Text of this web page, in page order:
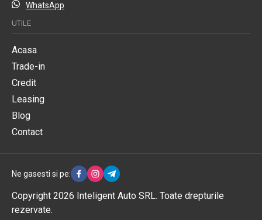
WhatsApp
UTILE
Acasa
Trade-in
Credit
Leasing
Blog
Contact
Ne gasesti si pe:
Copyright 2026 Inteligent Auto SRL. Toate drepturile
rezervate.